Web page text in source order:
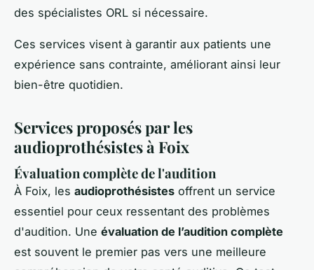
des spécialistes ORL si nécessaire.
Ces services visent à garantir aux patients une
expérience sans contrainte, améliorant ainsi leur
bien-être quotidien.
Services proposés par les
audioprothésistes à Foix
Évaluation complète de l'audition
À Foix, les audioprothésistes offrent un service
essentiel pour ceux ressentant des problèmes
d'audition. Une évaluation de l’audition complète
est souvent le premier pas vers une meilleure